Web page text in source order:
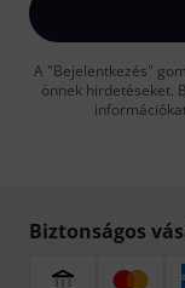
A "Bejelentkezés"
önnek hirdetéseket.
Biztonságos